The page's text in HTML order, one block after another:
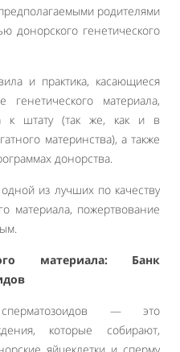
родителями
донорского генетического
и практика, касающиеся
материала,
к штату (так же, как и в
материнства), а также
донорства.
из лучших по качеству
материала, пожертвование
материала: Банк
— это
которые собирают,